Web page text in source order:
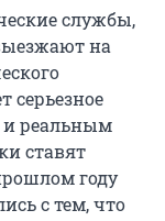
службы,
на
серьезное
и реальным
ставят
году
с тем, что